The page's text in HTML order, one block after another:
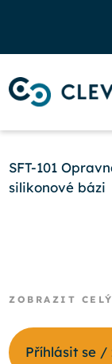
SFT-101
silikonové bázi
ZOBRAZIT
Příhlásit se